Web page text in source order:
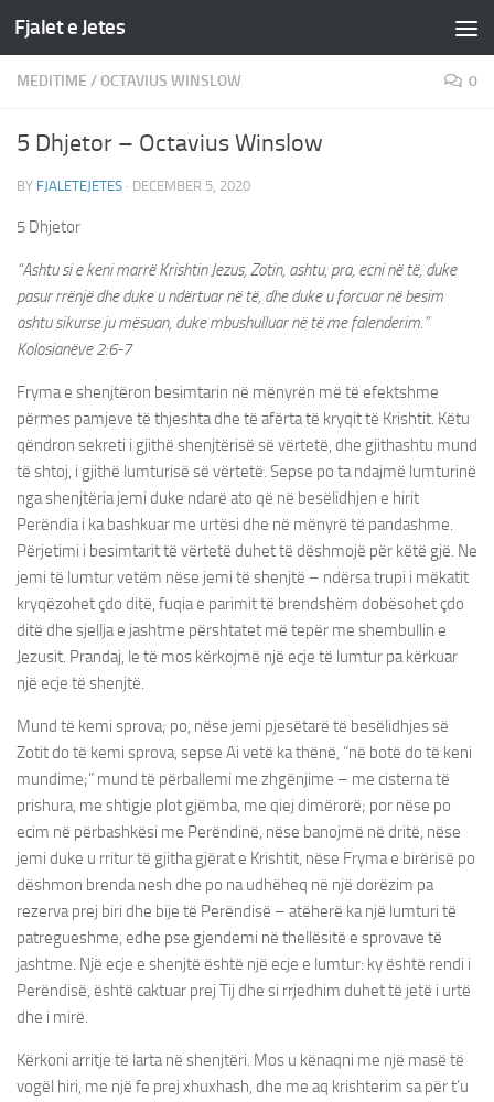
Skip to content
Fjalet e Jetes
MEDITIME /OCTAVIUS WINSLOW 0
5 Dhjetor – Octavius Winslow
BY FJALETEJETES · DECEMBER 5, 2020
5 Dhjetor
“Ashtu si e keni marrë Krishtin Jezus, Zotin, ashtu, pra, ecni në të, duke
pasur rrënjë dhe duke u ndërtuar në të, dhe duke u forcuar në besim
ashtu sikurse ju mësuan, duke mbushulluar në të me falenderim.”
Kolosianëve 2:6-7
Fryma e shenjtëron besimtarin në mënyrën më të efektshme
përmes pamjeve të thjeshta dhe të afërta të kryqit të Krishtit. Këtu
qëndron sekreti i gjithë shenjtërisë së vërtetë, dhe gjithashtu mund
të shtoj, i gjithë lumturisë së vërtetë. Sepse po ta ndajmë lumturinë
nga shenjtëria jemi duke ndarë ato që në besëlidhjen e hirit
Perëndia i ka bashkuar me urtësi dhe në mënyrë të pandashme.
Përjetimi i besimtarit të vërtetë duhet të dëshmojë për këtë gjë. Ne
jemi të lumtur vetëm nëse jemi të shenjtë – ndërsa trupi i mëkatit
kryqëzohet çdo ditë, fuqia e parimit të brendshëm dobësohet çdo
ditë dhe sjellja e jashtme përshtatet më tepër me shembullin e
Jezusit. Prandaj, le të mos kërkojmë një ecje të lumtur pa kërkuar
një ecje të shenjtë.
Mund të kemi sprova; po, nëse jemi pjesëtarë të besëlidhjes së
Zotit do të kemi sprova, sepse Ai vetë ka thënë, “në botë do të keni
mundime;” mund të përballemi me zhgënjime – me cisterna të
prishura, me shtigje plot gjëmba, me qiej dimërorë; por nëse po
ecim në përbashkësi me Perëndinë, nëse banojmë në dritë, nëse
jemi duke u rritur të gjitha gjërat e Krishtit, nëse Fryma e birërisë po
dëshmon brenda nesh dhe po na udhëheq në një dorëzim pa
rezerva prej biri dhe bije të Perëndisë – atëherë ka një lumturi të
patregueshme, edhe pse gjendemi në thellësitë e sprovave të
jashtme. Një ecje e shenjtë është një ecje e lumtur: ky është rendi i
Perëndisë, është caktuar prej Tij dhe si rrjedhim duhet të jetë i urtë
dhe i mirë.
Kërkoni arritje të larta në shenjtëri. Mos u kënaqni me një masë të
vogël hiri, me një fe prej xhuxhash, dhe me aq krishterim sa për t’u